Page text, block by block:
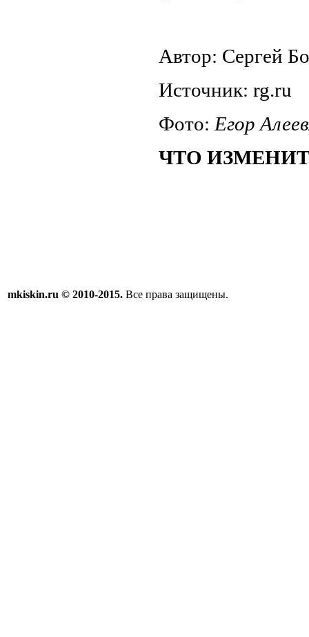
Автор: Сергей
Источник: rg.ru
Фото: Егор
ЧТО
mkiskin.ru © 2010-2015. Все права защищены.